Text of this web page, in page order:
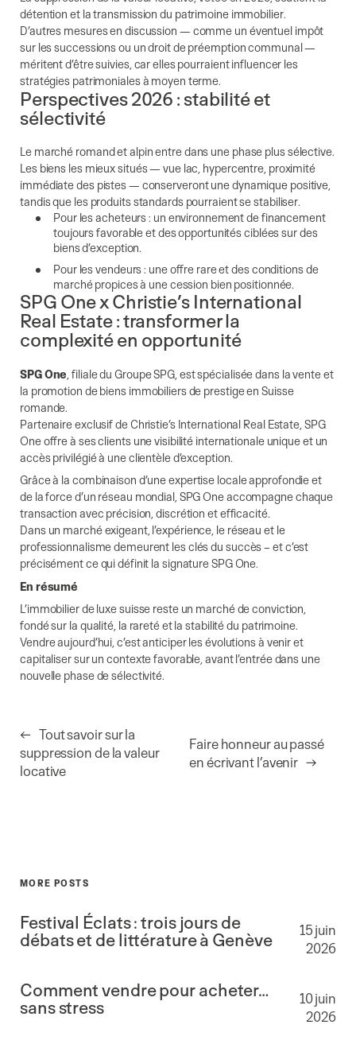
détention et la transmission du patrimoine immobilier.
D’autres mesures en discussion — comme un éventuel impôt
sur les successions ou un droit de préemption communal —
méritent d’être suivies, car elles pourraient influencer les
stratégies patrimoniales à moyen terme.
Perspectives 2026 : stabilité et
sélectivité
Le marché romand et alpin entre dans une phase plus sélective.
Les biens les mieux situés — vue lac, hypercentre, proximité
immédiate des pistes — conserveront une dynamique positive,
tandis que les produits standards pourraient se stabiliser.
Pour les acheteurs : un environnement de financement
toujours favorable et des opportunités ciblées sur des
biens d’exception.
Pour les vendeurs : une offre rare et des conditions de
marché propices à une cession bien positionnée.
SPG One x Christie’s International
Real Estate : transformer la
complexité en opportunité
SPG One , filiale du Groupe SPG, est spécialisée dans la vente et
la promotion de biens immobiliers de prestige en Suisse
romande.
Partenaire exclusif de Christie’s International Real Estate, SPG
One offre à ses clients une visibilité internationale unique et un
accès privilégié à une clientèle d’exception.
Grâce à la combinaison d’une expertise locale approfondie et
de la force d’un réseau mondial, SPG One accompagne chaque
transaction avec précision, discrétion et efficacité.
Dans un marché exigeant, l’expérience, le réseau et le
professionnalisme demeurent les clés du succès – et c’est
précisément ce qui définit la signature SPG One.
En résumé
L’immobilier de luxe suisse reste un marché de conviction,
fondé sur la qualité, la rareté et la stabilité du patrimoine.
Vendre aujourd’hui, c’est anticiper les évolutions à venir et
capitaliser sur un contexte favorable, avant l’entrée dans une
nouvelle phase de sélectivité.
← Tout savoir sur la
suppression de la valeur
locative
Faire honneur au passé
en écrivant l’avenir →
MORE POSTS
Festival Éclats : trois jours de
débats et de littérature à Genève
15 juin
2026
Comment vendre pour acheter…
sans stress
10 juin
2026